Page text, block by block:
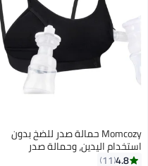
Momcozy حمالة صدر للضخ بدون
استخدام اليدين، وحمالة صدر
للرضاعة ومضخة الثدي قابلة
4.8
11